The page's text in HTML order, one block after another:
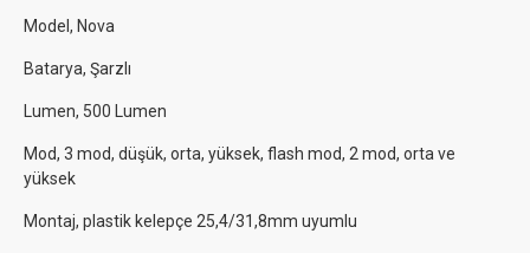
Model, Nova
Batarya, Şarzlı
Lumen, 500 Lumen
Mod, 3 mod, düşük, orta, yüksek, flash mod, 2 mod, orta ve
yüksek
Montaj, plastik kelepçe 25,4/31,8mm uyumlu